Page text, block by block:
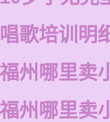
唱歌培训明
福州哪里卖
福州哪里卖